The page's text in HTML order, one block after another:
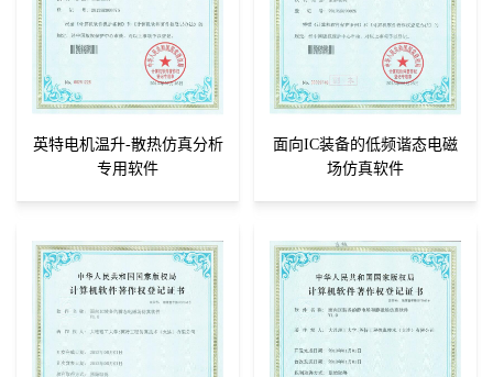
英特电机温升-散热仿真分析
专用软件
面向IC装备的低频谐态电磁
场仿真软件